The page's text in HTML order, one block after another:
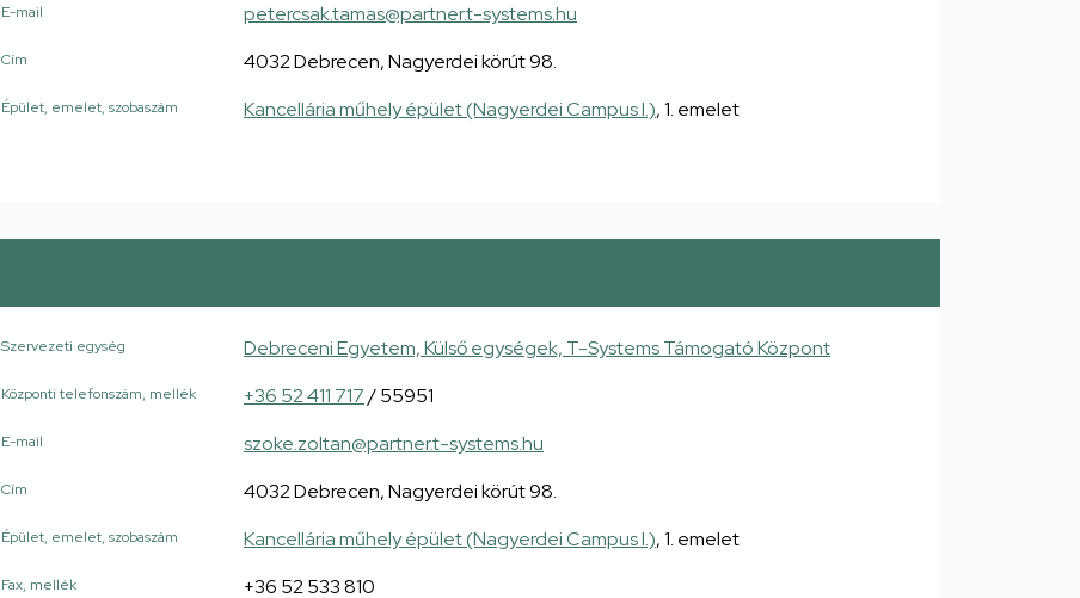
E-mail petercsak.tamas@partner.t-systems.hu
Cím 4032 Debrecen, Nagyerdei körút 98.
Épület, emelet, szobaszám Kancellária műhely épület (Nagyerdei Campus I.), 1. emelet
Szervezeti egység Debreceni Egyetem, Külső egységek, T-Systems Támogató Központ
Központi telefonszám, mellék +36 52 411 717/ 55951
E-mail szoke.zoltan@partner.t-systems.hu
Cím 4032 Debrecen, Nagyerdei körút 98.
Épület, emelet, szobaszám Kancellária műhely épület (Nagyerdei Campus I.), 1. emelet
Fax, mellék +36 52 533 810